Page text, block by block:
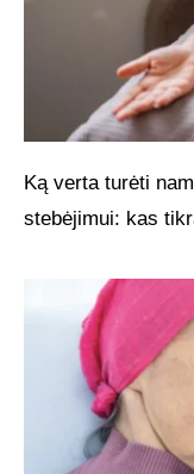
Ką verta turėti
stebėjimui: kas